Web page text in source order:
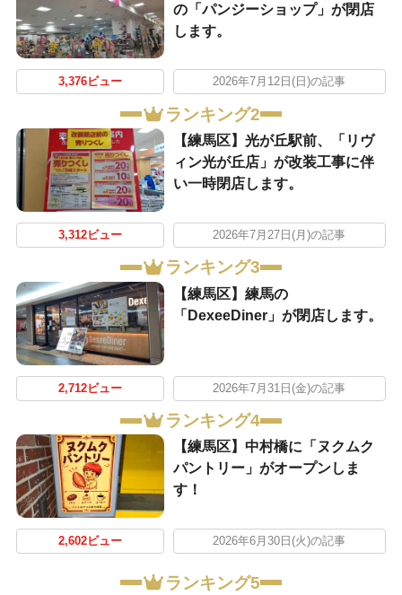
の「パンジーショップ」が閉店
します。
3,376ビュー 2026年7月12日(日)の記事
ランキング2
【練馬区】光が丘駅前、「リヴ
ィン光が丘店」が改装工事に伴
い一時閉店します。
3,312ビュー 2026年7月27日(月)の記事
ランキング3
【練馬区】練馬の
「DexeeDiner」が閉店します。
2,712ビュー 2026年7月31日(金)の記事
ランキング4
【練馬区】中村橋に「ヌクムク
パントリー」がオープンしま
す！
2,602ビュー 2026年6月30日(火)の記事
ランキング5